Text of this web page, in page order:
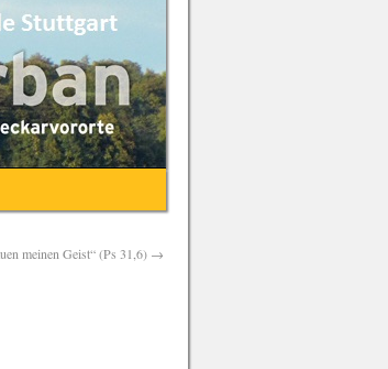
meinen Geist“ (Ps 31,6) →